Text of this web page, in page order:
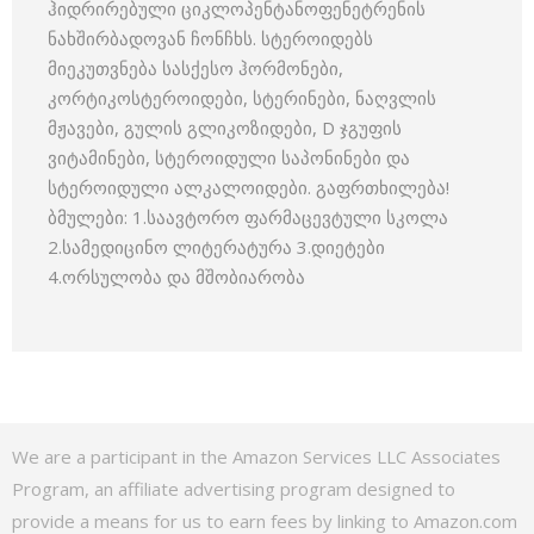
ჰიდრირებული ციკლოპენტანოფენეტრენის
ნახშირბადოვან ჩონჩხს. სტეროიდებს
მიეკუთვნება სასქესო ჰორმონები,
კორტიკოსტეროიდები, სტერინები, ნაღვლის
მჟავები, გულის გლიკოზიდები, D ჯგუფის
ვიტამინები, სტეროიდული საპონინები და
სტეროიდული ალკალოიდები. გაფრთხილება!
ბმულები: 1.საავტორო ფარმაცევტული სკოლა
2.სამედიცინო ლიტერატურა 3.დიეტები
4.ორსულობა და მშობიარობა
We are a participant in the Amazon Services LLC Associates
Program, an affiliate advertising program designed to
provide a means for us to earn fees by linking to Amazon.com